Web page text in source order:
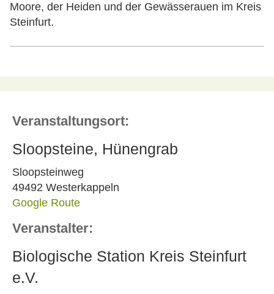
Moore, der Heiden und der Gewässerauen im Kreis
Steinfurt.
Veranstaltungsort:
Sloopsteine, Hünengrab
Sloopsteinweg
49492 Westerkappeln
Google Route
Veranstalter:
Biologische Station Kreis Steinfurt
e.V.